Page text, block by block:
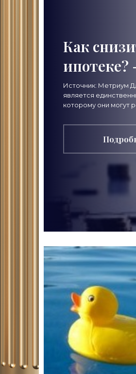
Как
ипотеке?
Источник: Метриум
является
которому они могут
достаточно